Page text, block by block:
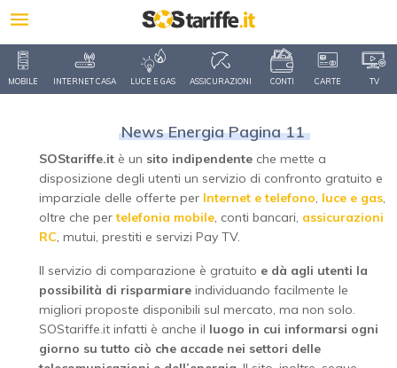
MOBILE INTERNET CASA LUCE E GAS ASSICURAZIONI CONTI CARTE TV
News Energia Pagina 11
SOStariffe.it è un sito indipendente che mette a
disposizione degli utenti un servizio di confronto gratuito e
imparziale delle offerte per Internet e telefono, luce e gas,
oltre che pertelefonia mobile, conti bancari, assicurazioni
RC, mutui, prestiti e servizi Pay TV.
Il servizio di comparazione è gratuito e dà agli utenti la
possibilità di risparmiare individuando facilmente le
migliori proposte disponibili sul mercato, ma non solo.
SOStariffe.it infatti è anche il luogo in cui informarsi ogni
giorno su tutto ciò che accade nei settori delle